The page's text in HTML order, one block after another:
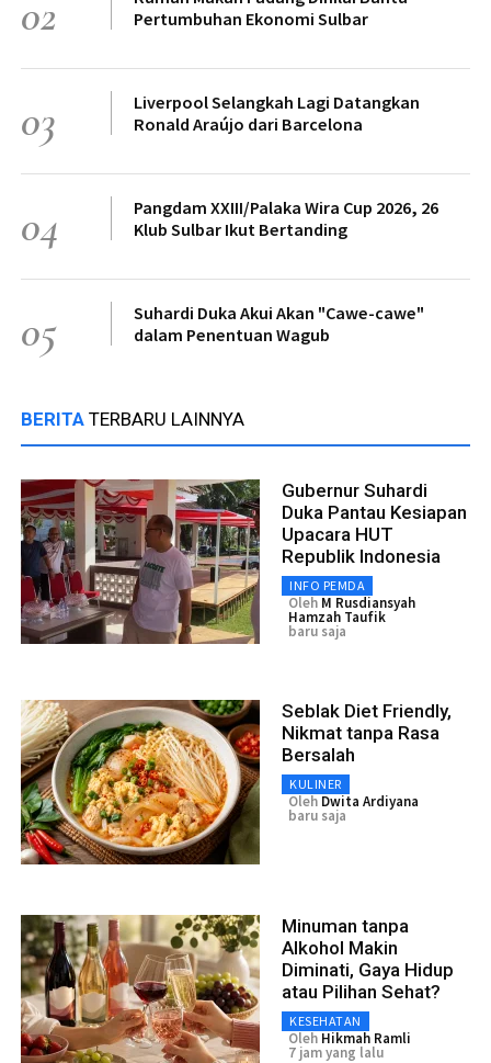
02
Pertumbuhan Ekonomi Sulbar
03
Liverpool Selangkah Lagi Datangkan
Ronald Araújo dari Barcelona
04
Pangdam XXIII/Palaka Wira Cup 2026, 26
Klub Sulbar Ikut Bertanding
05
Suhardi Duka Akui Akan "Cawe-cawe"
dalam Penentuan Wagub
BERITA TERBARU LAINNYA
Gubernur Suhardi
Duka Pantau Kesiapan
Upacara HUT
Republik Indonesia
INFO PEMDA
Oleh M Rusdiansyah
Hamzah Taufik
baru saja
Seblak Diet Friendly,
Nikmat tanpa Rasa
Bersalah
KULINER
Oleh Dwita Ardiyana
baru saja
Minuman tanpa
Alkohol Makin
Diminati, Gaya Hidup
atau Pilihan Sehat?
KESEHATAN
Oleh Hikmah Ramli
7 jam yang lalu